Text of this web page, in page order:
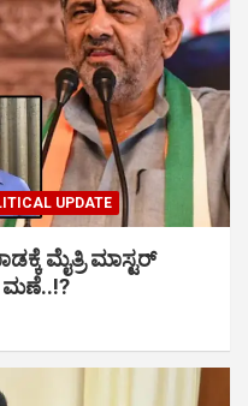
UPDATE
ಮೈತ್ರಿ ಮಾಸ್ಟರ್
ಮಣೆ..!?